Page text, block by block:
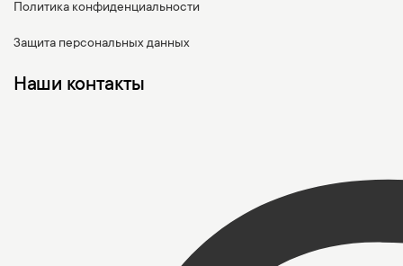
Политика конфиденциальности
Защита персональных данных
Наши контакты